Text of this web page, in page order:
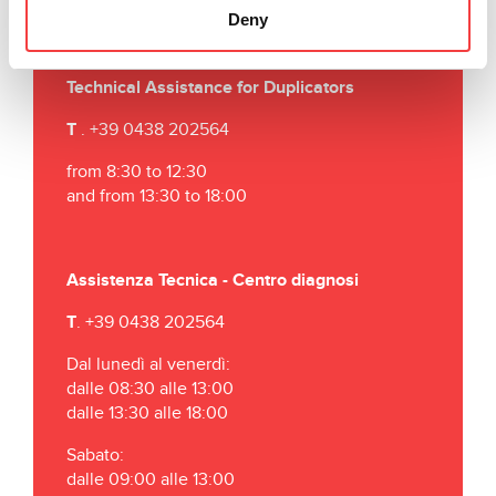
Deny
Technical Assistance for Duplicators
T . +39 0438 202564
from 8:30 to 12:30
and from 13:30 to 18:00
Assistenza Tecnica - Centro diagnosi
T. +39 0438 202564
Dal lunedì al venerdì:
dalle 08:30 alle 13:00
dalle 13:30 alle 18:00
Sabato:
dalle 09:00 alle 13:00